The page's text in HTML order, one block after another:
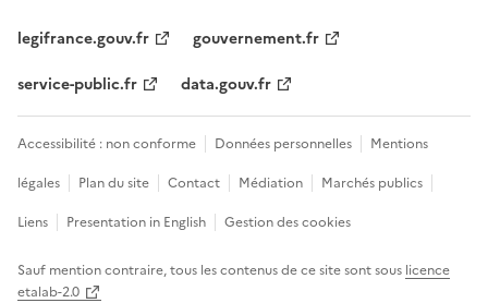
legifrance.gouv.fr
gouvernement.fr
service-public.fr
data.gouv.fr
Accessibilité : non conforme Données personnelles
Mentions
légales
Plan du site Contact Médiation
Marchés publics
Liens
Presentation in English Gestion des cookies
Sauf mention contraire, tous les contenus de ce site sont sous licence
etalab-2.0